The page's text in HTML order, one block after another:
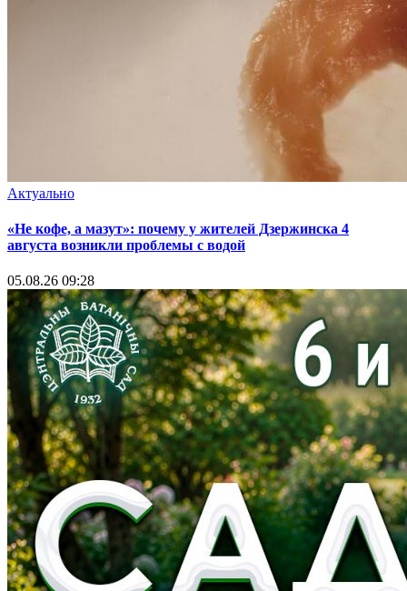
Актуально
«Не кофе, а мазут»: почему у жителей Дзержинска 4
августа возникли проблемы с водой
05.08.26 09:28